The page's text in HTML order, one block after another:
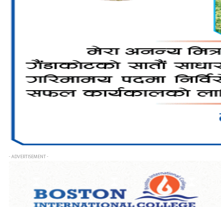
- ADVERTISEMENT -